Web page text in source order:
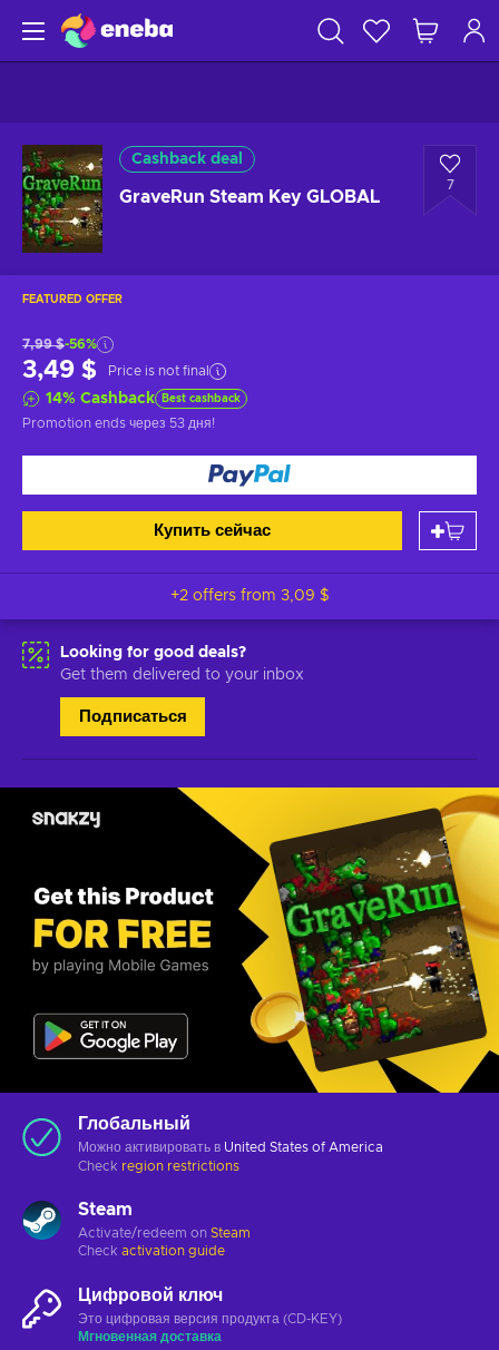
Cashback deal
GraveRun Steam Key GLOBAL
7
FEATURED OFFER
7,99 $-56%
3,49 $ Price is not final
14% Cashback Best cashback
Promotion ends через 53 дня!
Купить сейчас
+2 offers from 3,09 $
Looking for good deals?
Get them delivered to your inbox
Подписаться
Глобальный
Можно активировать в United States of America
Check region restrictions
Steam
Activate/redeem on Steam
Check activation guide
Цифровой ключ
Это цифровая версия продукта (CD-KEY)
Мгновенная доставка